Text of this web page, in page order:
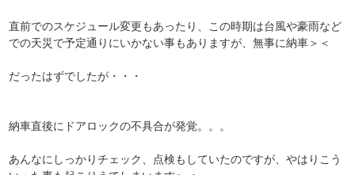
直前でのスケジュール変更もあったり、この時期は台風や豪雨など
での天災で予定通りにいかない事もありますが、無事に納車＞＜
だったはずでしたが・・・
納車直後にドアロックの不具合が発覚。。。
あんなにしっかりチェック、点検もしていたのですが、やはりこう